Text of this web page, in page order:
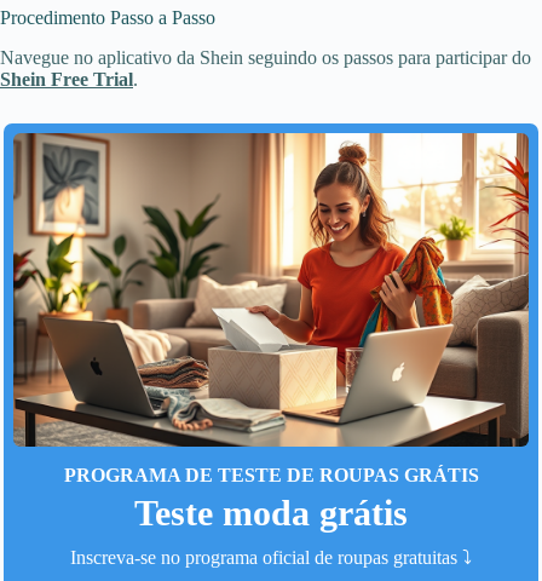
Procedimento Passo a Passo
Navegue no aplicativo da Shein seguindo os passos para participar do
Shein Free Trial.
PROGRAMA DE TESTE DE ROUPAS GRÁTIS
Teste moda grátis
Inscreva-se no programa oficial de roupas gratuitas ⤵️